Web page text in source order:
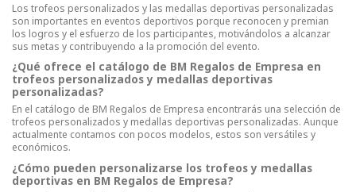
Los trofeos personalizados y las medallas deportivas personalizadas
son importantes en eventos deportivos porque reconocen y premian
los logros y el esfuerzo de los participantes, motivándolos a alcanzar
sus metas y contribuyendo a la promoción del evento.
¿Qué ofrece el catálogo de BM Regalos de Empresa en
trofeos personalizados y medallas deportivas
personalizadas?
En el catálogo de BM Regalos de Empresa encontrarás una selección de
trofeos personalizados y medallas deportivas personalizadas. Aunque
actualmente contamos con pocos modelos, estos son versátiles y
económicos.
¿Cómo pueden personalizarse los trofeos y medallas
deportivas en BM Regalos de Empresa?